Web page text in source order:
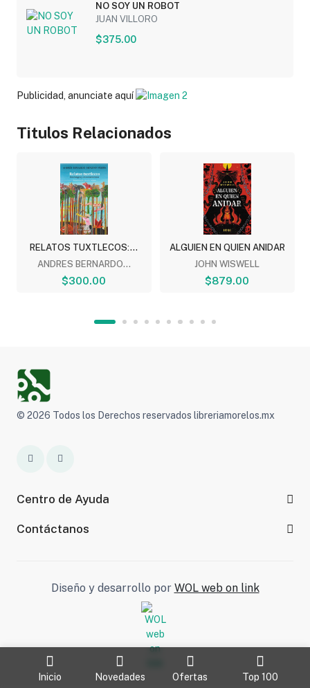
Inicio Novedades Ofertas Top 100
NO SOY UN ROBOT
JUAN VILLORO
$375.00
Publicidad, anunciate aquí
Titulos Relacionados
RELATOS TUXTLECOS:...
ANDRES BERNARDO...
$300.00
ALGUIEN EN QUIEN ANIDAR
JOHN WISWELL
$879.00
© 2026 Todos los Derechos reservados libreriamorelos.mx
Centro de Ayuda
Contáctanos
Diseño y desarrollo por WOL web on link